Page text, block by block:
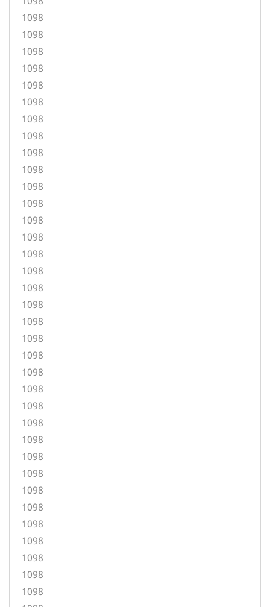
1098
1098
1098
1098
1098
1098
1098
1098
1098
1098
1098
1098
1098
1098
1098
1098
1098
1098
1098
1098
1098
1098
1098
1098
1098
1098
1098
1098
1098
1098
1098
1098
1098
1098
1098